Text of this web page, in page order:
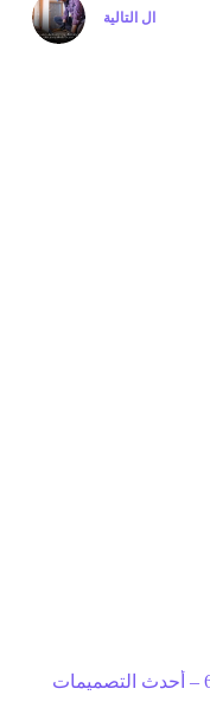
ال التالية
شركة أبواب PVC بالكويت – 65727284 – أحدث التصميمات